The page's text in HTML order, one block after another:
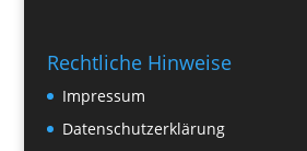
Rechtliche Hinweise
Impressum
Datenschutzerklärung